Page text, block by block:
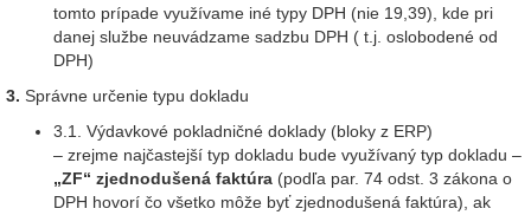
tomto prípade využívame iné typy DPH (nie 19,39), kde pri
danej službe neuvádzame sadzbu DPH ( t.j. oslobodené od
DPH)
3. Správne určenie typu dokladu
3.1. Výdavkové pokladničné doklady (bloky z ERP)
– zrejme najčastejší typ dokladu bude využívaný typ dokladu –
„ZF“ zjednodušená faktúra (podľa par. 74 odst. 3 zákona o
DPH hovorí čo všetko môže byť zjednodušená faktúra), ak